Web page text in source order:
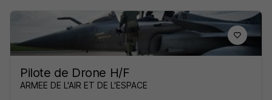
Pilote de Drone H/F
ARMEE DE L'AIR ET DE L'ESPACE